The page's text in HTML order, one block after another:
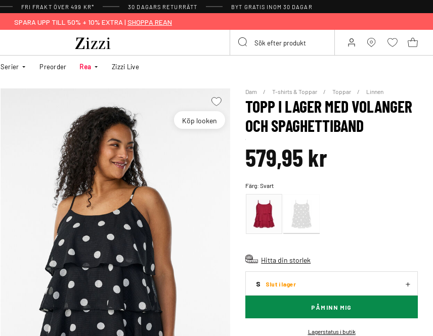
FRI FRAKT ÖVER 499 KR* 30 DAGARS RETURRÄTT BYT GRATIS INOM 30 DAGAR
SPARA UPP TILL 50% + 10% EXTRA | SHOPPA REAN
Serier Preorder Rea Zizzi Live
Köp looken
Dam T-shirts & Toppar Toppar Linnen
TOPP I LAGER MED VOLANGER
OCH SPAGHETTIBAND
579,95 kr
Färg:Svart
Hitta din storlek
S Slut i lager
PÅMINN MIG
Lagerstatus i butik